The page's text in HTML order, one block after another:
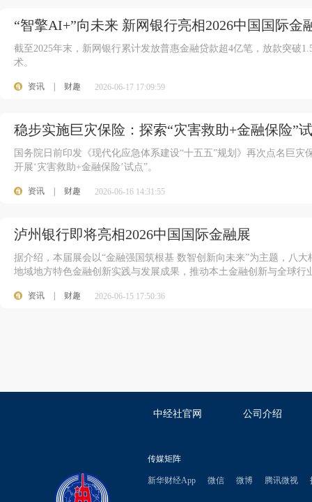
“智擎AI+”向未来 新网银行亮相2026中国国际金
截至2025年末，新网银行累计发放普惠金融贷款超4亿笔，放款突破
术。
资讯 财趣 2026-06-17 17:09:59
稳步实施巨灾保险：探索“灾害救助+金融保险”
国务院日前印发《现代化应急体系建设“十五五”规划》再次点名巨
开展‘灾害救助+金融保险’试点”。
资讯 财趣 2026-06-16 14:31:55
泸州银行即将亮相2026中国国际金融展
据介绍，本届展会以“金融强国筑根基 数智创新向未来”为主题，八
地域地方特色金融创新实践与发展成果，推动本土金融创新与全球行
资讯 财趣 2026-06-15 17:50:36
中经社官网 公司介绍
传媒矩阵
新华财经App 微信 微博 腾讯微视